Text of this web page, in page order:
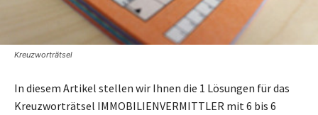
Kreuzworträtsel
In diesem Artikel stellen wir Ihnen die 1 Lösungen für das
Kreuzworträtsel IMMOBILIENVERMITTLER mit 6 bis 6